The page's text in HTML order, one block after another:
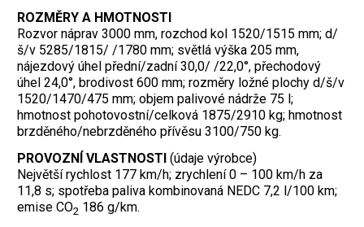
ROZMĚRY A HMOTNOSTI
Rozvor náprav 3000 mm, rozchod kol 1520/1515 mm; d/
š/v 5285/1815/ /1780 mm; světlá výška 205 mm,
nájezdový úhel přední/zadní 30,0/ /22,0°, přechodový
úhel 24,0°, brodivost 600 mm; rozměry ložné plochy d/š/v
1520/1470/475 mm; objem palivové nádrže 75 l;
hmotnost pohotovostní/celková 1875/2910 kg; hmotnost
brzděného/nebrzděného přívěsu 3100/750 kg.
PROVOZNÍ VLASTNOSTI (údaje výrobce)
Největší rychlost 177 km/h; zrychlení 0 – 100 km/h za
11,8 s; spotřeba paliva kombinovaná NEDC 7,2 l/100 km;
emise CO2 186 g/km.